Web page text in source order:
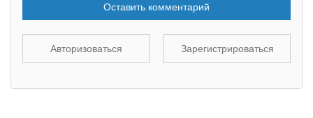
Оставить комментарий
Авторизоваться Зарегистрироваться